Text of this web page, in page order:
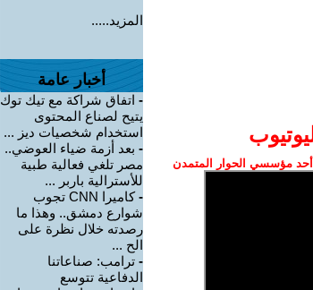
مؤسسي الحوار المتمدن
المزيد.....
أخبار عامة
- اتفاق شراكة مع تيك توك
يتيح لصناع المحتوى
استخدام شخصيات ديز ...
- بعد أزمة ضياء العوضي..
مصر تلغي فعالية طبية
للأسترالية باربر ...
-
كاميرا CNN تجوب
شوارع دمشق.. وهذا ما
رصدته خلال نظرة على
الح ...
- ترامب: صناعاتنا
الدفاعية تتوسع